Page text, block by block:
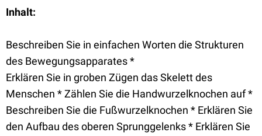
Inhalt:
Beschreiben Sie in einfachen Worten die Strukturen
des Bewegungsapparates *
Erklären Sie in groben Zügen das Skelett des
Menschen * Zählen Sie die Handwurzelknochen auf *
Beschreiben Sie die Fußwurzelknochen * Erklären Sie
den Aufbau des oberen Sprunggelenks * Erklären Sie